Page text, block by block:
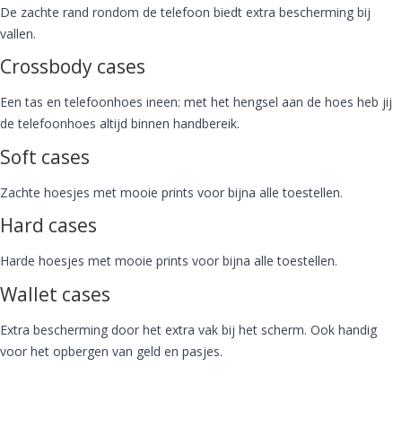
De zachte rand rondom de telefoon biedt extra bescherming bij
vallen.
Crossbody cases
Een tas en telefoonhoes ineen: met het hengsel aan de hoes heb jij
de telefoonhoes altijd binnen handbereik.
Soft cases
Zachte hoesjes met mooie prints voor bijna alle toestellen.
Hard cases
Harde hoesjes met mooie prints voor bijna alle toestellen.
Wallet cases
Extra bescherming door het extra vak bij het scherm. Ook handig
voor het opbergen van geld en pasjes.